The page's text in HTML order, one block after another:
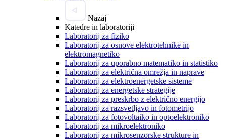
Nazaj
Katedre in laboratoriji
Laboratorij za fiziko
Laboratorij za osnove elektrotehnike in
elektromagnetiko
Laboratorij za uporabno matematiko in statistiko
Laboratorij za električna omrežja in naprave
Laboratorij za elektroenergetske sisteme
Laboratorij za energetske strategije
Laboratorij za preskrbo z električno energijo
Laboratorij za razsvetljavo in fotometrijo
Laboratorij za fotovoltaiko in optoelektroniko
Laboratorij za mikroelektroniko
Laboratorij za mikrosenzorske strukture in